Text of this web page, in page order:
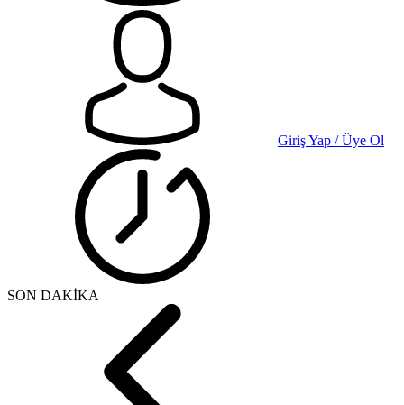
Giriş Yap / Üye Ol
SON DAKİKA